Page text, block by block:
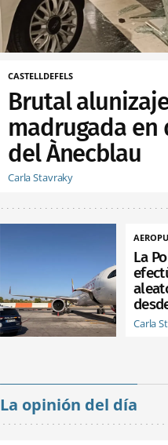
CASTELLDEFELS
Brutal
madrugada en
del Ànecblau
Carla Stavraky
La
Carla
La opinión del día